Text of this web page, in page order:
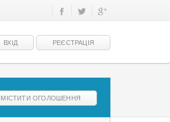
ВХІД РЕЄСТРАЦІЯ
ОГОЛОШЕННЯ